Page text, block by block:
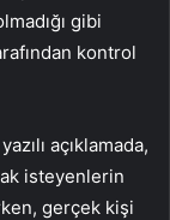
gibi
kontrol
açıklamada,
isteyenlerin
gerçek kişi